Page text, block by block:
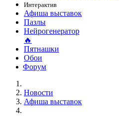
Интерактив
Афиша выставок
Пазлы
Нейрогенератор
🔥
Пятнашки
Обои
Форум
Новости
Афиша выставок